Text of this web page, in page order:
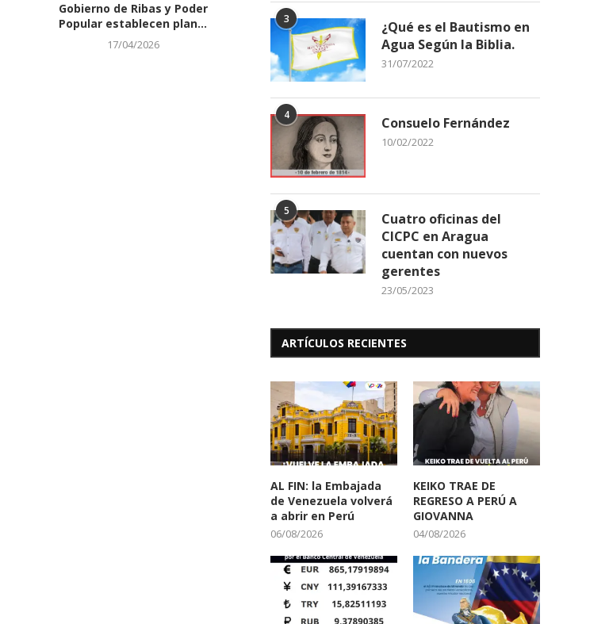
Gobierno de Ribas y Poder
Popular establecen plan...
17/04/2026
Alcalde de Ribas sostuvo
encuentro estratégico con
coordinadores...
11/04/2026
PARA CORONAR A
3
¿Qué es el Bautismo en
Agua Según la Biblia.
31/07/2022
4 Consuelo Fernández
10/02/2022
5
Cuatro oficinas del
CICPC en Aragua
cuentan con nuevos
gerentes
23/05/2023
ARTÍCULOS RECIENTES
AL FIN: la Embajada
de Venezuela volverá
a abrir en Perú
06/08/2026
KEIKO TRAE DE
REGRESO A PERÚ A
GIOVANNA
04/08/2026